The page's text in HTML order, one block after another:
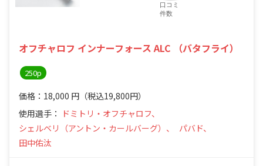
オフチャロフ インナーフォース ALC （バタフライ）
250p
価格：18,000 円 （税込19,800円）
使用選手：
ドミトリ・オフチャロフ、
シェルベリ（アントン・カールバーグ）、
パバド、
田中佑汰
口コミ
件数